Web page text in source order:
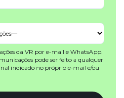
da VR por e-mail e WhatsApp.
pode ser feito a qualquer
indicado no próprio e-mail e/ou